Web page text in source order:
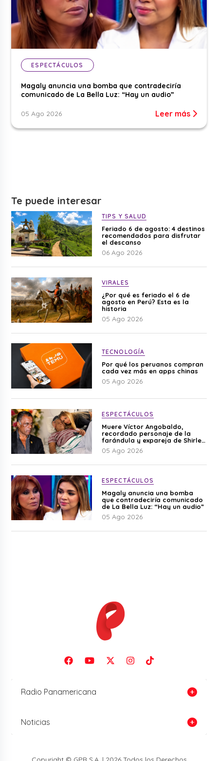
ESPECTÁCULOS
Magaly anuncia una bomba que contradeciría
comunicado de La Bella Luz: “Hay un audio”
05 Ago 2026 Leer más
Te puede interesar
TIPS Y SALUD
Feriado 6 de agosto: 4 destinos
recomendados para disfrutar
el descanso
06 Ago 2026
VIRALES
¿Por qué es feriado el 6 de
agosto en Perú? Esta es la
historia
05 Ago 2026
TECNOLOGÍA
Por qué los peruanos compran
cada vez más en apps chinas
05 Ago 2026
ESPECTÁCULOS
Muere Víctor Angobaldo,
recordado personaje de la
farándula y expareja de Shirley
Cherres
05 Ago 2026
ESPECTÁCULOS
Magaly anuncia una bomba
que contradeciría comunicado
de La Bella Luz: “Hay un audio”
05 Ago 2026
Radio Panamericana
Noticias